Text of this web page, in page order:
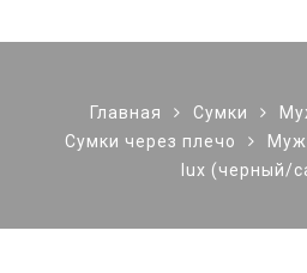
Главная Сумки
Сумки через плечо
lux (черный/